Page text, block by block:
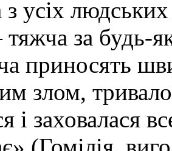
усіх
за будь-
приносять
злом,
і заховалася